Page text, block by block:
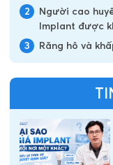
2
Người cao
Implant được
3
Răng hô và